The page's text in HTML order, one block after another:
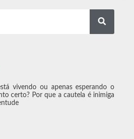
vivendo ou apenas esperando o
certo? Por que a cautela é inimiga